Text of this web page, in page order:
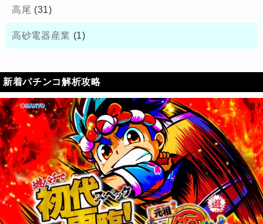
高尾 (31)
高砂電器産業 (1)
新着パチンコ解析攻略